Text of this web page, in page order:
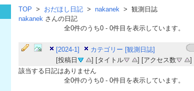
TOP > おだほし日記 > nakanek > 観測日誌
nakanek さんの日記
全0件のうち0- 0件目を表示しています。
[2024-1]
カテゴリー [観測日誌]
[投稿日
] [タイトル ] [アクセス数
]
該当する日記はありません
全0件のうち0- 0件目を表示しています。